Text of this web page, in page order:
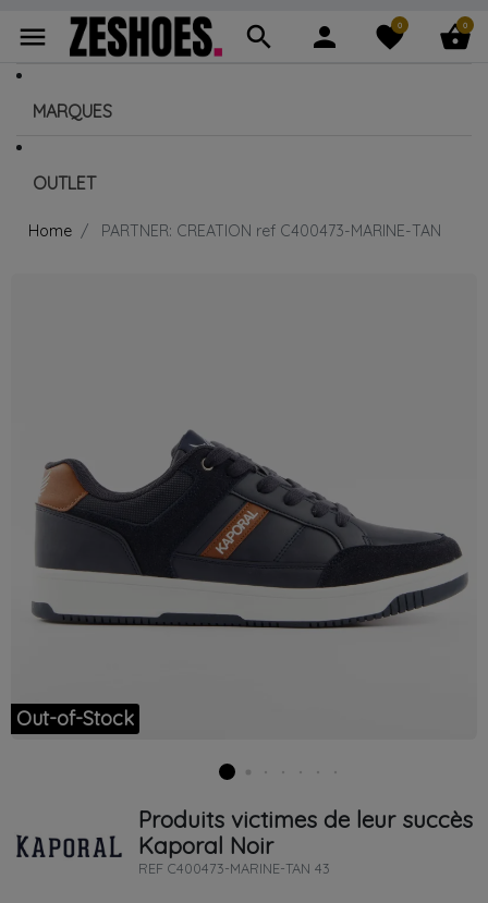
menu search person favorite
0 shopping_basket
0
MARQUES
OUTLET
Home PARTNER: CREATION ref C400473-MARINE-TAN
Out-of-Stock
Produits victimes de leur succès
Kaporal Noir
REF C400473-MARINE-TAN 43